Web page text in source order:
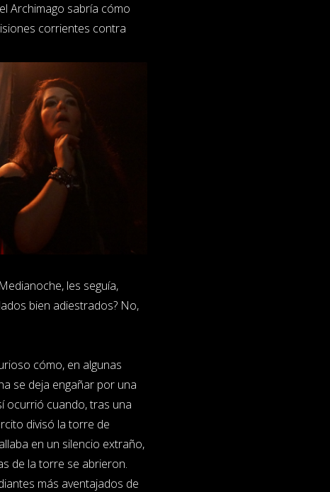
Archimago sabría cómo
corrientes contra
les seguía,
bien adiestrados? No,
cómo, en algunas
se deja engañar por una
ocurrió cuando, tras una
divisó la torre de
en un silencio extraño,
de la torre se abrieron.
más aventajados de